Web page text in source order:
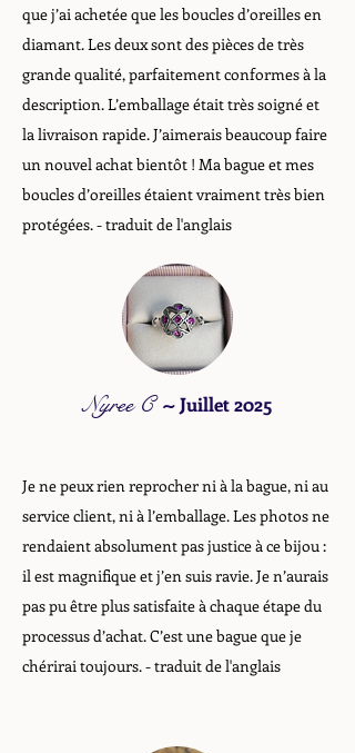
que j’ai achetée que les boucles d’oreilles en
diamant. Les deux sont des pièces de très
grande qualité, parfaitement conformes à la
description. L’emballage était très soigné et
la livraison rapide. J’aimerais beaucoup faire
un nouvel achat bientôt ! Ma bague et mes
boucles d’oreilles étaient vraiment très bien
protégées. - traduit de l'anglais
Nyree C ~Juillet 2025
Je ne peux rien reprocher ni à la bague, ni au
service client, ni à l’emballage. Les photos ne
rendaient absolument pas justice à ce bijou :
il est magnifique et j’en suis ravie. Je n’aurais
pas pu être plus satisfaite à chaque étape du
processus d’achat. C’est une bague que je
chérirai toujours.- traduit de l'anglais